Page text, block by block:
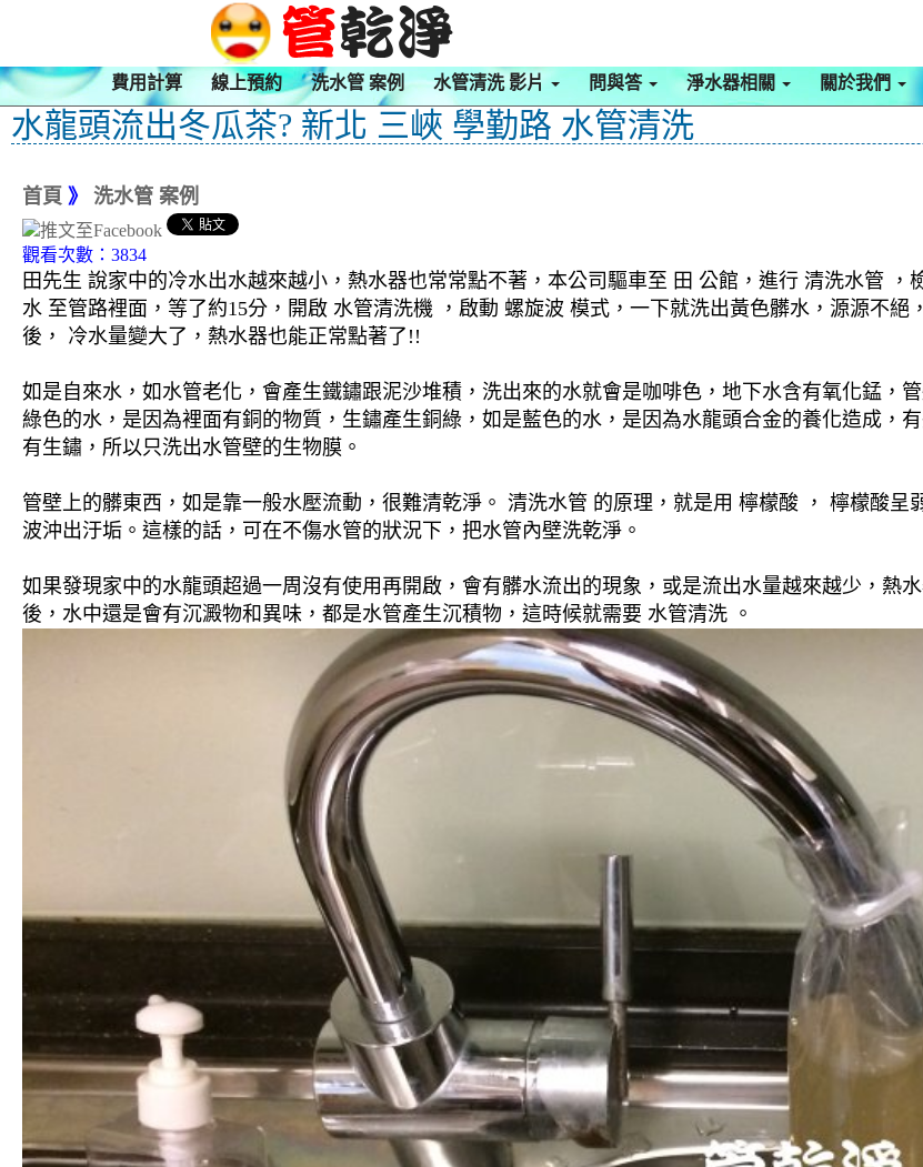
費用計算 線上預約 洗水管 案例 水管清洗 影片 問與答 淨水器相關 關於我們
水龍頭流出冬瓜茶? 新北 三峽 學勤路 水管清洗
首頁 》 洗水管 案例
觀看次數：3834
田先生 說家中的冷水出水越來越小，熱水器也常常點不著，本公司驅車至 田 公館，進行 清洗水管
水 至管路裡面，等了約15分，開啟 水管清洗機 ，啟動 螺旋波 模式，一下就洗出黃色髒水，源源不
後， 冷水量變大了，熱水器也能正常點著了!!
如是自來水，如水管老化，會產生鐵鏽跟泥沙堆積，洗出來的水就會是咖啡色，地下水含有氧化錳，
綠色的水，是因為裡面有銅的物質，生鏽產生銅綠，如是藍色的水，是因為水龍頭合金的養化造成，
有生鏽，所以只洗出水管壁的生物膜。
管壁上的髒東西，如是靠一般水壓流動，很難清乾淨。 清洗水管 的原理，就是用 檸檬酸 ， 檸檬酸
波沖出汙垢。這樣的話，可在不傷水管的狀況下，把水管內壁洗乾淨。
如果發現家中的水龍頭超過一周沒有使用再開啟，會有髒水流出的現象，或是流出水量越來越少，熱
後，水中還是會有沉澱物和異味，都是水管產生沉積物，這時候就需要 水管清洗 。